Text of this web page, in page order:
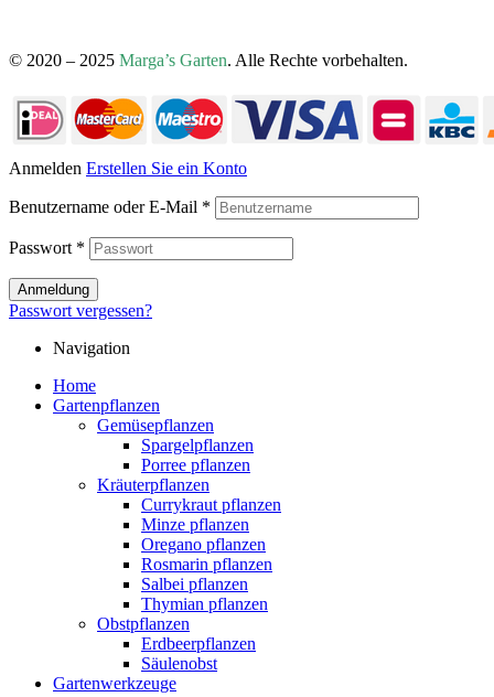
© 2020 – 2025 Marga’s Garten. Alle Rechte vorbehalten.
Anmelden Erstellen Sie ein Konto
Benutzername oder E-Mail *
Passwort *
Anmeldung
Passwort vergessen?
Navigation
Home
Gartenpflanzen
Gemüsepflanzen
Spargelpflanzen
Porree pflanzen
Kräuterpflanzen
Currykraut pflanzen
Minze pflanzen
Oregano pflanzen
Rosmarin pflanzen
Salbei pflanzen
Thymian pflanzen
Obstpflanzen
Erdbeerpflanzen
Säulenobst
Gartenwerkzeuge